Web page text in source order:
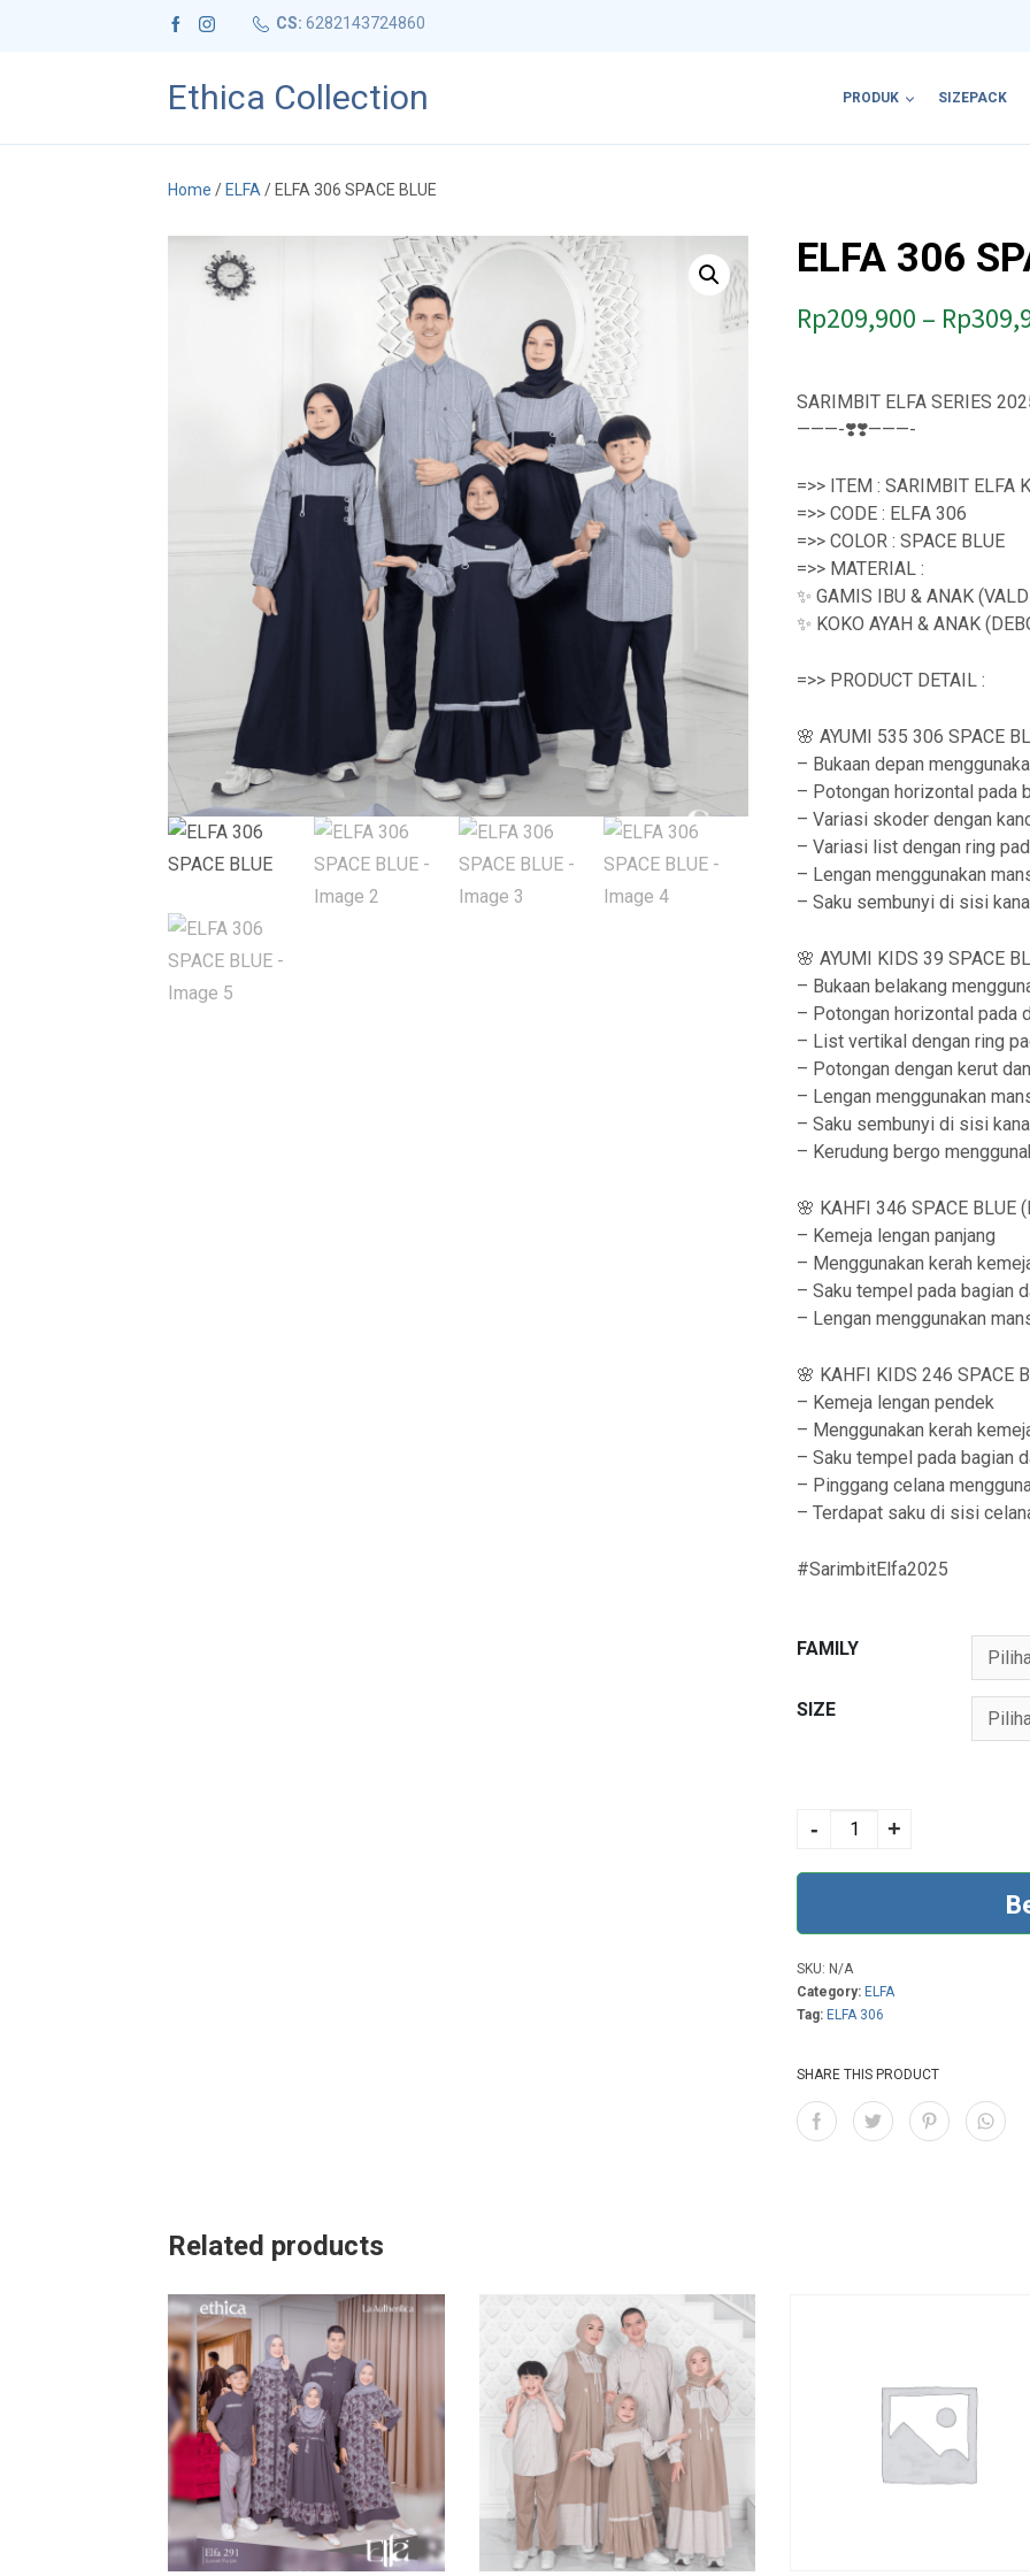
CS: 6282143724860
Ethica Collection PRODUK SIZEPACK
Home / ELFA/ ELFA 306 SPACE BLUE
ELFA 306
Rp209,900 – Rp
SARIMBIT ELFA SERIES
———-❣️❣️———-
=>> ITEM : SARIMBIT ELFA
=>> CODE : ELFA 306
=>> COLOR : SPACE BLUE
=>> MATERIAL :
✨ GAMIS IBU & ANAK
✨ KOKO AYAH & ANAK
=>> PRODUCT DETAIL :
🌸 AYUMI 535 306 SPACE
– Bukaan depan
– Potongan horizontal pada
– Variasi skoder dengan
– Variasi list dengan ring
– Lengan menggunakan
– Saku sembunyi di sisi
🌸 AYUMI KIDS 39 SPACE
– Bukaan belakang
– Potongan horizontal pada
– List vertikal dengan ring
– Potongan dengan kerut
– Lengan menggunakan
– Saku sembunyi di sisi
– Kerudung bergo
🌸 KAHFI 346 SPACE BLUE
– Kemeja lengan panjang
– Menggunakan kerah
– Saku tempel pada bagian
– Lengan menggunakan
🌸 KAHFI KIDS 246 SPACE
– Kemeja lengan pendek
– Menggunakan kerah
– Saku tempel pada bagian
– Pinggang celana
– Terdapat saku di sisi
#SarimbitElfa2025
FAMILY
SIZE
BLUE quantity
- +
SKU: N/A
Category: ELFA
Tag: ELFA 306
SHARE THIS PRODUCT
Related products